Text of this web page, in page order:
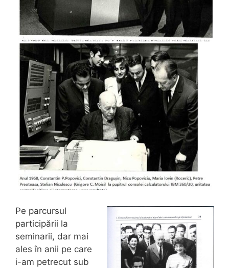
Pe parcursul
participării la
seminarii, dar mai
ales în anii pe care
i-am petrecut sub